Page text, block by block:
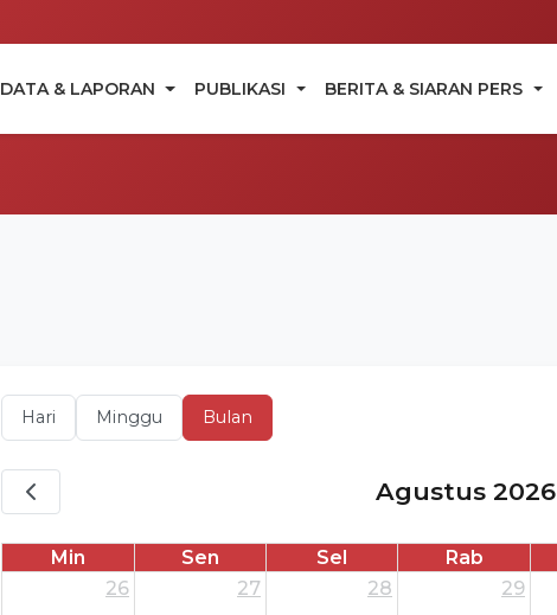
DATA & LAPORAN PUBLIKASI BERITA & SIARAN PERS
Hari Minggu Bulan
Agustus 2026
Min Sen Sel Rab
26
27 28 29